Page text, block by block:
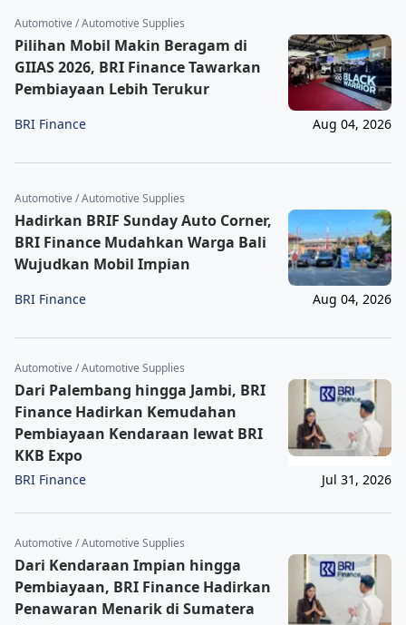
Automotive / Automotive Supplies
Pilihan Mobil Makin Beragam di
GIIAS 2026, BRI Finance Tawarkan
Pembiayaan Lebih Terukur
BRI Finance Aug 04, 2026
Automotive / Automotive Supplies
Hadirkan BRIF Sunday Auto Corner,
BRI Finance Mudahkan Warga Bali
Wujudkan Mobil Impian
BRI Finance Aug 04, 2026
Automotive / Automotive Supplies
Dari Palembang hingga Jambi, BRI
Finance Hadirkan Kemudahan
Pembiayaan Kendaraan lewat BRI
KKB Expo
BRI Finance Jul 31, 2026
Automotive / Automotive Supplies
Dari Kendaraan Impian hingga
Pembiayaan, BRI Finance Hadirkan
Penawaran Menarik di Sumatera